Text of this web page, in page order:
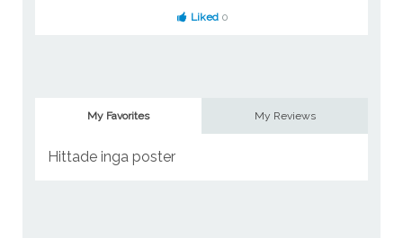
Liked 0
My Favorites My Reviews
Hittade inga poster